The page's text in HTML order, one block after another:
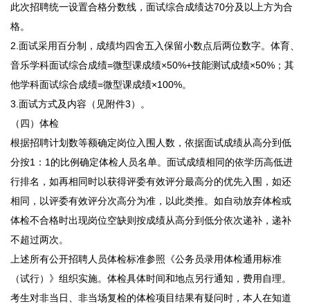
此次招聘统一设置合格分数线，面试综合成绩达70分及以上方为合
格。
2.面试采用百分制，成绩均四舍五入保留小数点后两位数字。体育、
音乐学科面试综合成绩=微型课成绩×50%+技能测试成绩×50%；其
他学科面试综合成绩=微型课成绩×100%。
3.面试方式及内容（见附件3）。
（四）体检
根据招聘计划数等额确定岗位入围人数，依据面试成绩从高分到低
分按1：1的比例确定体检人员名单。面试成绩相同的依学历高低进
行排名，如再相同时以获得评委有效评分最高分的优先入围，如还
相同，以评委有效评分次高分为准，以此类推。如自动放弃体检或
体检不合格时出现岗位空缺则按成绩从高分到低分依次递补，递补
不超过两次。
上述所有公开招聘人员体检标准参照《公务员录用体检通用标准
（试行）》组织实施。体检具体时间和地点另行通知，费用自理。
考生对非当日、非当场复检的体检项目结果有疑问时，本人在知道